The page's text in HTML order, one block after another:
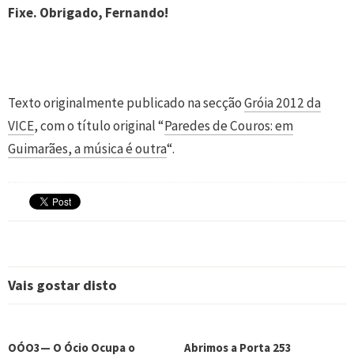
Fixe. Obrigado, Fernando!
Texto originalmente publicado na secçãoGróia 2012 da
VICE, com o título original “Paredes de Couros: em
Guimarães, a música é outra“.
Vais gostar disto
OÓO3— O Ócio Ocupa o Abrimos a Porta 253